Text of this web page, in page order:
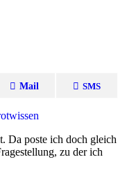
Mail SMS
Da poste ich doch gleich
zu der ich